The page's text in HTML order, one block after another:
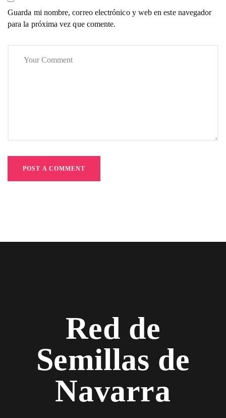
Guarda mi nombre, correo electrónico y web en este navegador
para la próxima vez que comente.
POST A COMMENT
Red de
Semillas de
Navarra